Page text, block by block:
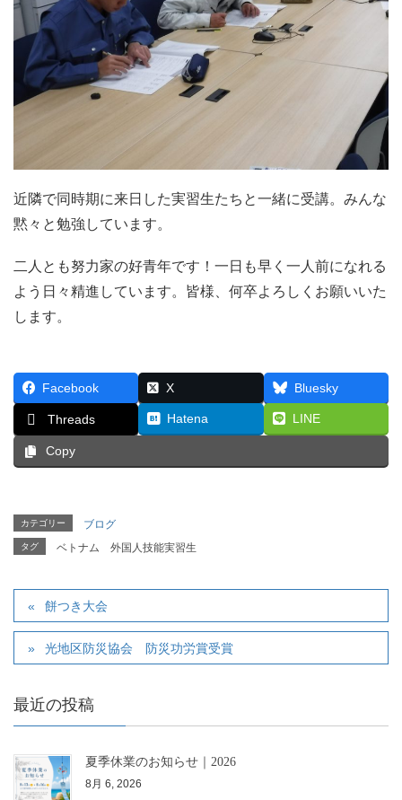
近隣で同時期に来日した実習生たちと一緒に受講。みんな
黙々と勉強しています。
二人とも努力家の好青年です！一日も早く一人前になれる
よう日々精進しています。皆様、何卒よろしくお願いいた
します。
Facebook X Bluesky
Threads Hatena LINE
Copy
カテゴリー ブログ
タグ ベトナム 外国人技能実習生
餅つき大会
光地区防災協会 防災功労賞受賞
最近の投稿
夏季休業のお知らせ｜2026
8月 6, 2026